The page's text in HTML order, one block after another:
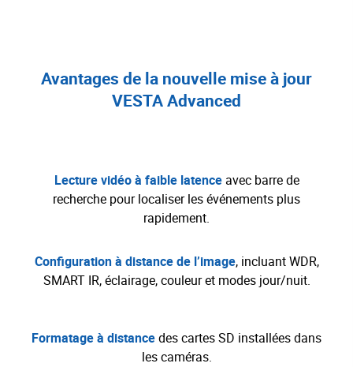
Avantages de la nouvelle mise à jour
VESTA Advanced
Lecture vidéo à faible latenceavec barre de
recherche pour localiser les événements plus
rapidement.
Configuration à distance de l’image, incluant WDR,
SMART IR, éclairage, couleur et modes jour/nuit.
Formatage à distancedes cartes SD installées dans
les caméras.